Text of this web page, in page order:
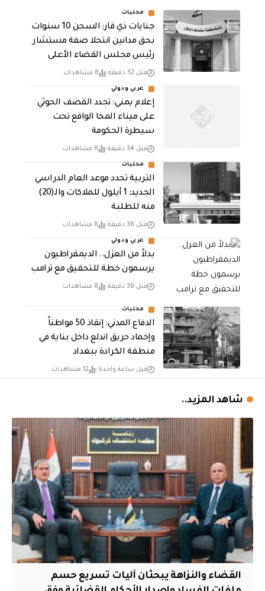
محليات
جنايات ذي قار: السجن 10 سنوات
بحق مدانين انتحلا صفة مستشار
رئيس مجلس القضاء الأعلى
قبل 32 دقيقة 8 مشاهدات
عربي ودولي
إعلام يمني: تجدد القصف الحوثي
على ميناء المخا الواقع تحت
سيطرة الحكومة
قبل 34 دقيقة 8 مشاهدات
محليات
التربية تحدد موعد العام الدراسي
الجديد: 1 أيلول للملاكات والـ(20)
منه للطلبة
قبل 38 دقيقة 6 مشاهدات
عربي ودولي
بدلاً من العزل.. الديمقراطيون
يرسمون خطة للتحقيق مع ترامب
قبل 38 دقيقة 8 مشاهدات
محليات
الدفاع المدني: إنقاذ 50 مواطناً
وإخماد حريق اندلع داخل بناية في
منطقة الكرادة ببغداد
قبل ساعة واحدة 12 مشاهدات
شاهد المزيد..
القضاء والنزاهة يبحثان آليات تسريع حسم